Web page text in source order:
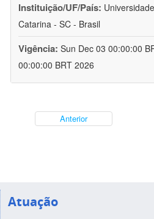
Instituição/UF/País:
Catarina - SC - Brasil
Vigência: Sun Dec 03 00:00:00
00:00:00 BRT 2026
Anterior
Atuação